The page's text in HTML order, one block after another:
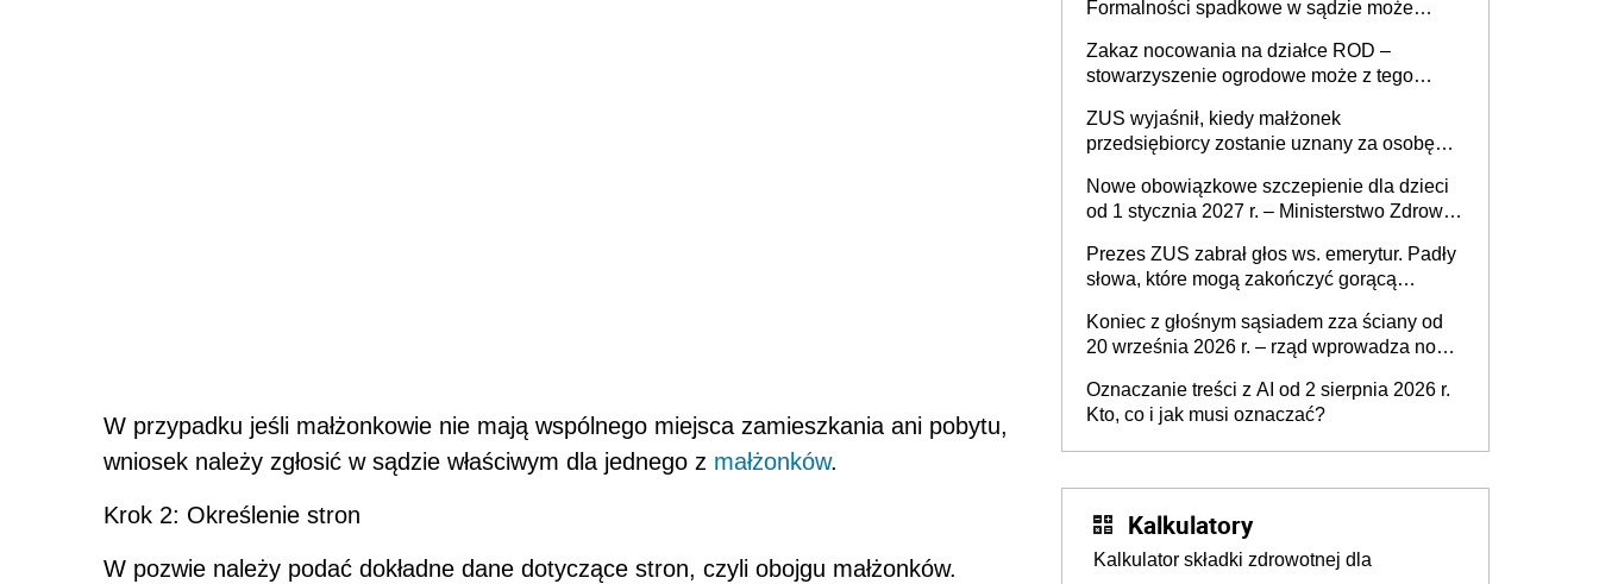
W przypadku jeśli małżonkowie nie mają wspólnego miejsca zamieszkania ani pobytu,
wniosek należy zgłosić w sądzie właściwym dla jednego z małżonków.
Krok 2: Określenie stron
W pozwie należy podać dokładne dane dotyczące stron, czyli obojgu małżonków.
Formalności spadkowe w sądzie może
zmarłego
Zakaz nocowania na działce ROD –
stowarzyszenie ogrodowe może z tego
działki (wypowiedzieć dzierżawę)?
ZUS wyjaśnił, kiedy małżonek
przedsiębiorcy zostanie uznany za osobę
Nowe obowiązkowe szczepienie dla dzieci
od 1 stycznia 2027 r. – Ministerstwo Zdrowia
2027 r.
Prezes ZUS zabrał głos ws. emerytur. Padły
słowa, które mogą zakończyć gorącą
Koniec z głośnym sąsiadem zza ściany od
20 września 2026 r. – rząd wprowadza nowe
mieszkańców
Oznaczanie treści z AI od 2 sierpnia 2026 r.
Kto, co i jak musi oznaczać?
Kalkulatory
Kalkulator składki zdrowotnej dla